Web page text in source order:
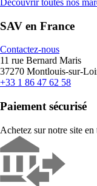
SAV en France
Contactez-nous
11 rue Bernard Maris
37270 Montlouis-sur-
+33 1 86 47 62 58
Paiement sécurisé
Achetez sur notre site